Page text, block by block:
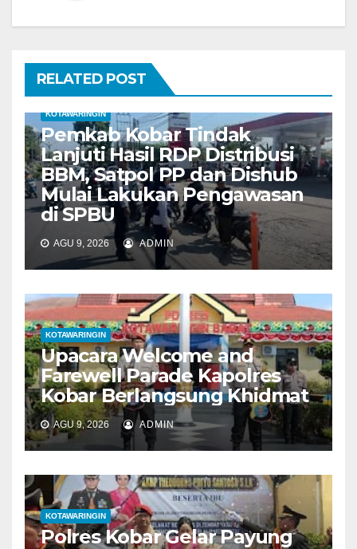
o
s
RELATED POST
KOTAWARINGIN
Pemkab Kobar Tindak
Lanjuti Hasil RDP Distribusi
BBM, Satpol PP dan Dishub
Mulai Lakukan Pengawasan
di SPBU
AGU 9, 2026 ADMIN
KOTAWARINGIN
Upacara Welcome and
Farewell Parade Kapolres
Kobar Berlangsung Khidmat
AGU 9, 2026 ADMIN
KOTAWARINGIN
Polres Kobar Gelar Payung